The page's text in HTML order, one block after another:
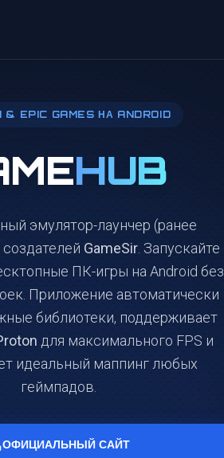
& EPIC GAMES НА ANDROID
ПК-
HUB
эмулятор-лаунчер (ранее
создателей GameSir. Запускайте
ПК-игры на Android без
Приложение автоматически
библиотеки, поддерживает
для максимального FPS и
идеальный маппинг любых
геймпадов.
ОФИЦИАЛЬНЫЙ САЙТ